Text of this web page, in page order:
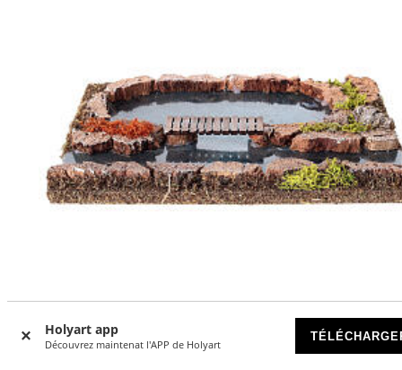
Holyart app
Découvrez maintenat l'APP de Holyart
-9%